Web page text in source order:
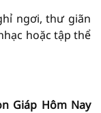
ngơi, thư giãn
hoặc tập thể
Giáp Hôm Nay